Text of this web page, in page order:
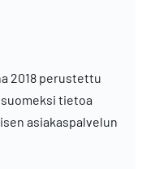
2018 perustettu
tietoa
asiakaspalvelun